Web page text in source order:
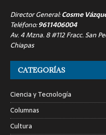
Director General:Cosme
Teléfono:9611406004
Av. 4 Mzna. 8 #112 Fracc. San
Chiapas
CATEGORÍAS
Ciencia y Tecnología
Columnas
Cultura